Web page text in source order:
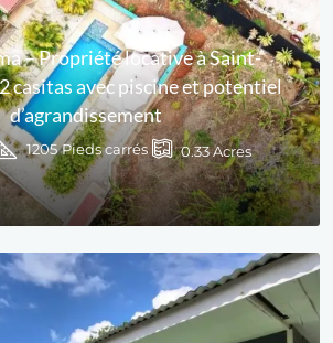
– Propriété locative à Saint-
casitas avec piscine et potentiel
d’agrandissement
1205 Pieds carrés 0.33Acres